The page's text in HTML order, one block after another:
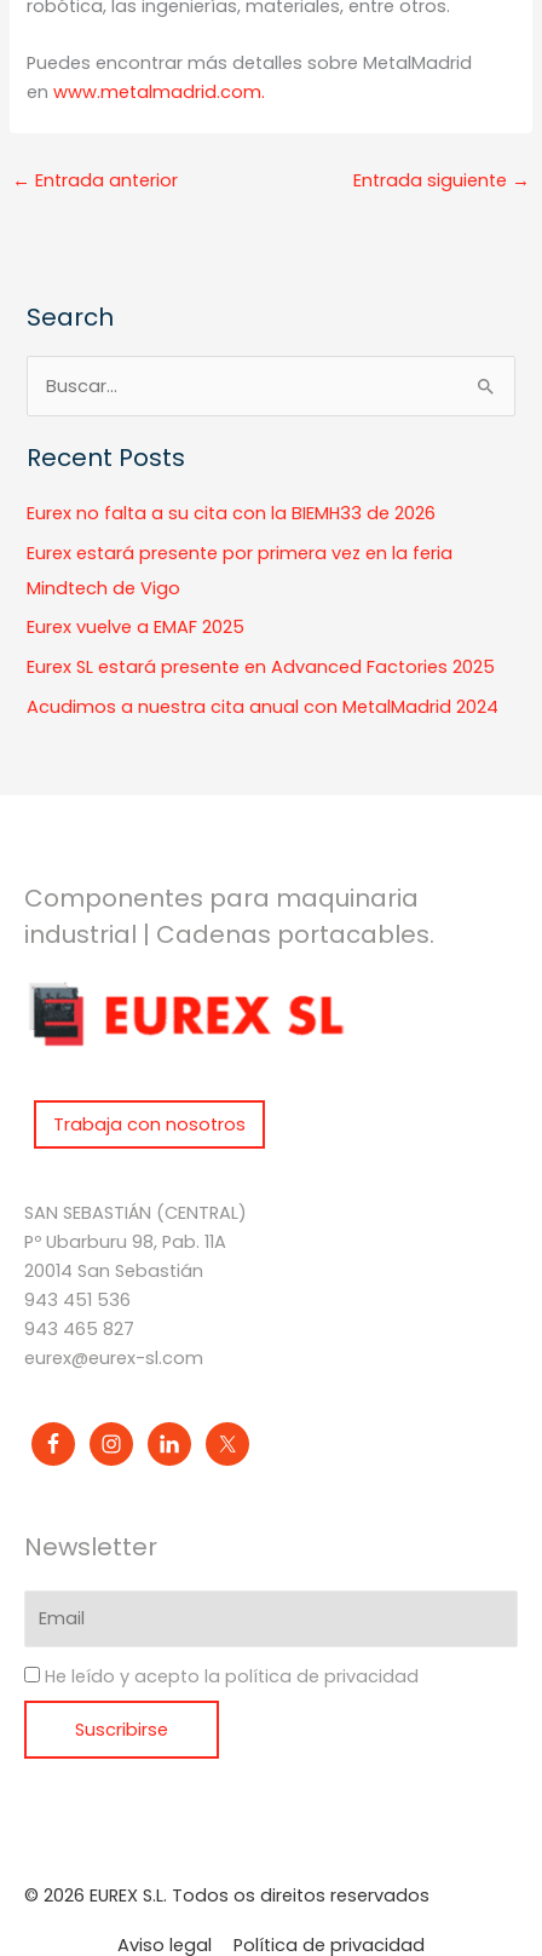
robótica, las ingenierías, materiales, entre otros.
Puedes encontrar más detalles sobre MetalMadrid
enwww.metalmadrid.com.
← Entrada anterior Entrada siguiente →
Search
s
r
p
o
r
:
Recent Posts
Eurex no falta a su cita con la BIEMH33 de 2026
Eurex estará presente por primera vez en la feria
Mindtech de Vigo
Eurex vuelve a EMAF 2025
Eurex SL estará presente en Advanced Factories 2025
Acudimos a nuestra cita anual con MetalMadrid 2024
Componentes para maquinaria
industrial | Cadenas portacables.
Trabaja con nosotros
SAN SEBASTIÁN (CENTRAL)
Pº Ubarburu 98, Pab. 11A
20014 San Sebastián
943 451 536
943 465 827
eurex@eurex-sl.com
Newsletter
He leído y acepto la política de privacidad
© 2026 EUREX S.L. Todos os direitos reservados
Aviso legal Política de privacidad